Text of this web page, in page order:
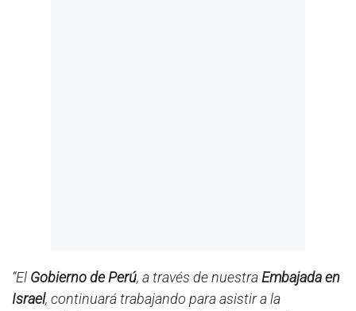
“El Gobierno de Perú, a través de nuestraEmbajada en
Israel, continuará trabajando para asistir a la